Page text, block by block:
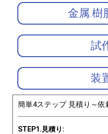
金属.樹
試
装
簡単4ステップ 見積り～
STEP1.見積り: